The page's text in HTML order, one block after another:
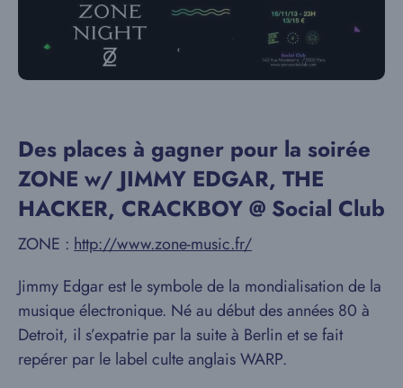
Des places à gagner pour la soirée
ZONE w/ JIMMY EDGAR, THE
HACKER, CRACKBOY @ Social Club
ZONE : http://www.zone-music.fr/
Jimmy Edgar est le symbole de la mondialisation de la
musique électronique. Né au début des années 80 à
Detroit, il s’expatrie par la suite à Berlin et se fait
repérer par le label culte anglais WARP.